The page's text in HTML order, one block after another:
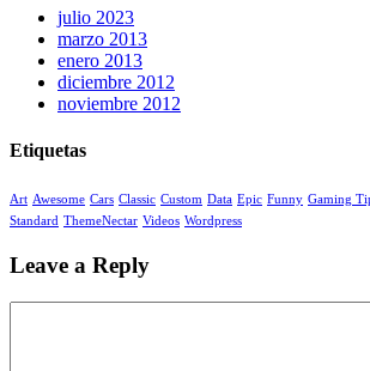
julio 2023
marzo 2013
enero 2013
diciembre 2012
noviembre 2012
Etiquetas
Art Awesome Cars Classic Custom Data Epic Funny Gaming
Standard ThemeNectar Videos Wordpress
Leave a Reply